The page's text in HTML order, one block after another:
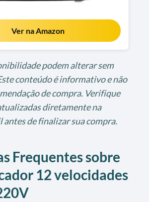
Ver na Amazon
podem alterar sem
conteúdo é informativo e não
de compra. Verifique
diretamente na
antes de finalizar sua compra.
Frequentes sobre
12 velocidades